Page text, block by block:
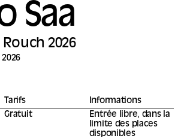
Saa
Rouch 2026
Tarifs
Gratuit
Informations
Entrée libre, dans la
limite des places
disponibles